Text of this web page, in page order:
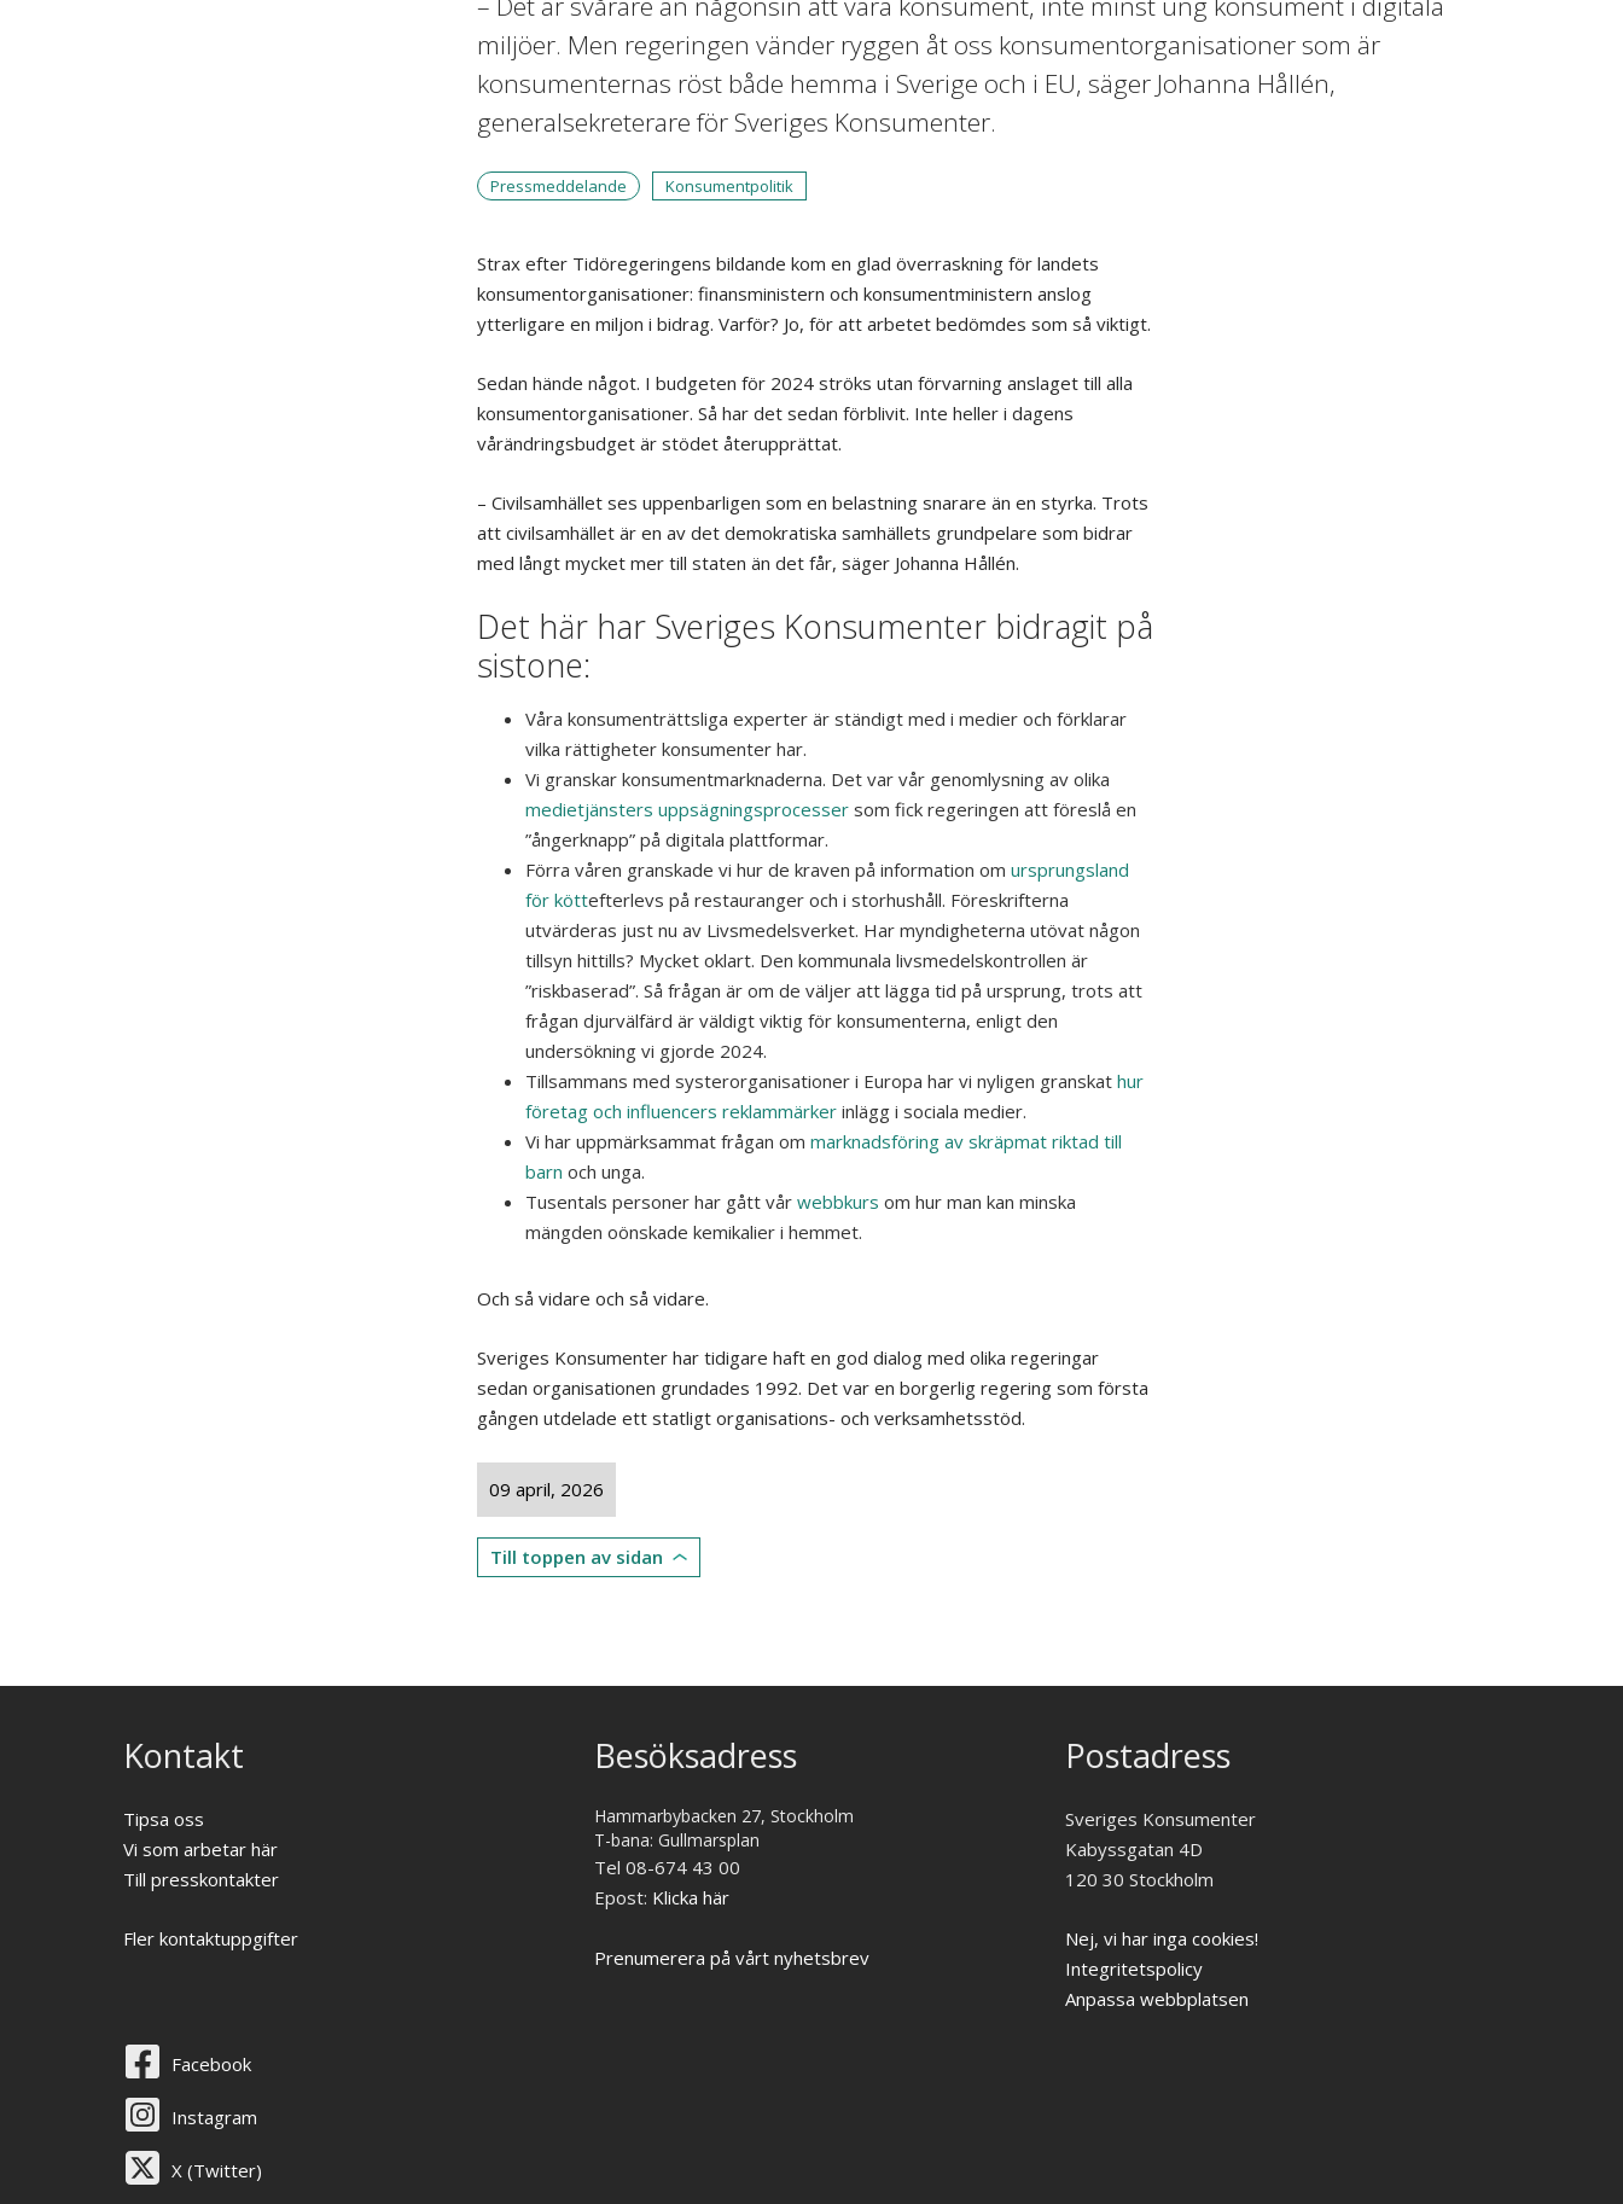
miljöer. Men regeringen vänder ryggen åt oss konsumentorganisationer som är
konsumenternas röst både hemma i Sverige och i EU, säger Johanna Hållén,
generalsekreterare för Sveriges Konsumenter.
Pressmeddelande Konsumentpolitik
Strax efter Tidöregeringens bildande kom en glad överraskning för landets
konsumentorganisationer: finansministern och konsumentministern anslog
ytterligare en miljon i bidrag. Varför? Jo, för att arbetet bedömdes som så viktigt.
Sedan hände något. I budgeten för 2024 ströks utan förvarning anslaget till alla
konsumentorganisationer. Så har det sedan förblivit. Inte heller i dagens
vårändringsbudget är stödet återupprättat.
– Civilsamhället ses uppenbarligen som en belastning snarare än en styrka. Trots
att civilsamhället är en av det demokratiska samhällets grundpelare som bidrar
med långt mycket mer till staten än det får, säger Johanna Hållén.
Det här har Sveriges Konsumenter bidragit på
sistone:
Våra konsumenträttsliga experter är ständigt med i medier och förklarar
vilka rättigheter konsumenter har.
Vi granskar konsumentmarknaderna. Det var vår genomlysning av olika
medietjänsters uppsägningsprocessersom fick regeringen att föreslå en
”ångerknapp” på digitala plattformar.
Förra våren granskade vi hur de kraven på information om ursprungsland
för köttefterlevs på restauranger och i storhushåll. Föreskrifterna
utvärderas just nu av Livsmedelsverket. Har myndigheterna utövat någon
tillsyn hittills? Mycket oklart. Den kommunala livsmedelskontrollen är
”riskbaserad”. Så frågan är om de väljer att lägga tid på ursprung, trots att
frågan djurvälfärd är väldigt viktig för konsumenterna, enligt den
undersökning vi gjorde 2024.
Tillsammans med systerorganisationer i Europa har vi nyligen granskat hur
företag och influencers reklammärkerinlägg i sociala medier.
Vi har uppmärksammat frågan om marknadsföring av skräpmat riktad till
barn och unga.
Tusentals personer har gått vår webbkurs om hur man kan minska
mängden oönskade kemikalier i hemmet.
Och så vidare och så vidare.
Sveriges Konsumenter har tidigare haft en god dialog med olika regeringar
sedan organisationen grundades 1992. Det var en borgerlig regering som första
gången utdelade ett statligt organisations- och verksamhetsstöd.
09 april, 2026
Till toppen av sidan
Kontakt
Tipsa oss
Vi som arbetar här
Till presskontakter
Fler kontaktuppgifter
Facebook
Instagram
X (Twitter)
Besöksadress
Hammarbybacken 27, Stockholm
T-bana: Gullmarsplan
Tel 08-674 43 00
Epost: Klicka här
Prenumerera på vårt nyhetsbrev
Postadress
Sveriges Konsumenter
Kabyssgatan 4D
120 30 Stockholm
Nej, vi har inga cookies!
Integritetspolicy
Anpassa webbplatsen